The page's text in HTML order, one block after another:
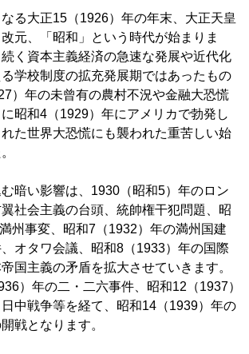
る大正15（1926）年の年末、大正天皇
元、「昭和」という時代が始まりま
く資本主義経済の急速な発展や近代化
学校制度の拡充発展期ではあったもの
）年の未曾有の農村不況や金融大恐慌
昭和4（1929）年にアメリカで勃発し
た世界大恐慌にも襲われた重苦しい始
暗い影響は、1930（昭和5）年のロン
社会主義の台頭、統帥権干犯問題、昭
州事変、昭和7（1932）年の満州国建
オタワ会議、昭和8（1933）年の国際
国主義の矛盾を拡大させていきます。
）年の二・二六事件、昭和12（1937）
中戦争等を経て、昭和14（1939）年の
戦となります。